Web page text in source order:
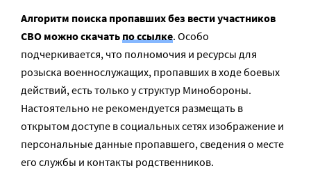
Алгоритм поиска пропавших без вести участников
СВО можно скачатьпо ссылке. Особо
подчеркивается, что полномочия и ресурсы для
розыска военнослужащих, пропавших в ходе боевых
действий, есть только у структур Минобороны.
Настоятельно не рекомендуется размещать в
открытом доступе в социальных сетях изображение и
персональные данные пропавшего, сведения о месте
его службы и контакты родственников.